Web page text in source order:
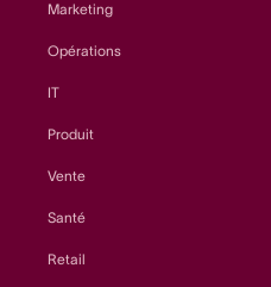
Marketing
Opérations
IT
Produit
Vente
Santé
Retail